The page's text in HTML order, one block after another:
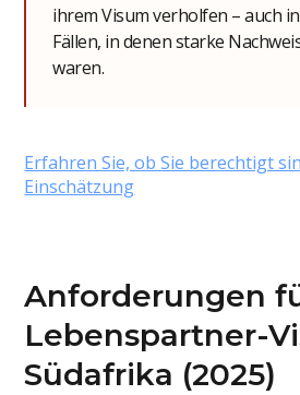
ihrem Visum verholfen – auch
Fällen, in denen starke
waren.
Erfahren Sie, ob Sie berechtigt
Einschätzung
Anforderungen
Lebenspartner-
Südafrika (2025)